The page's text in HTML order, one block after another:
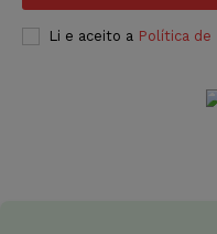
Li e aceito a Política de